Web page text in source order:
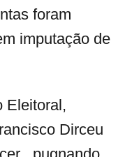
foram
imputação de
Eleitoral,
Dirceu